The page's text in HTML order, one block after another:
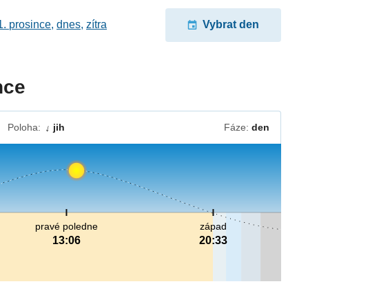
prosince,dnes,zítra Vybrat den
Poloha: ↓ jih Fáze: den
pravé poledne
13:06
západ
20:33